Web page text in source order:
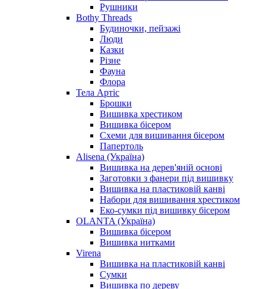
Рушники
Bothy Threads
Будиночки, пейзажі
Люди
Казки
Різне
Фауна
Флора
Тела Артіс
Брошки
Вишивка хрестиком
Вишивка бісером
Схеми для вишивання бісером
Папертоль
Alisena (Україна)
Вишивка на дерев'яній основі
Заготовки з фанери під вишивку
Вишивка на пластиковій канві
Набори для вишивання хрестиком
Еко-сумки під вишивку бісером
OLANTA (Україна)
Вишивка бісером
Вишивка нитками
Virena
Вишивка на пластиковій канві
Сумки
Вишивка по дереву